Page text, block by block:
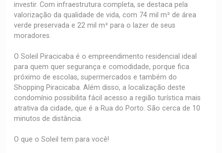
investir. Com infraestrutura completa, se destaca pela
valorização da qualidade de vida, com 74 mil m² de área
verde preservada e 22 mil m² para o lazer de seus
moradores.
O Soleil Piracicaba é o empreendimento residencial ideal
para quem quer segurança e comodidade, porque fica
próximo de escolas, supermercados e também do
Shopping Piracicaba. Além disso, a localização deste
condomínio possibilita fácil acesso a região turística mais
atrativa da cidade, que é a Rua do Porto. São cerca de 10
minutos de distância.
O que o Soleil tem para você!